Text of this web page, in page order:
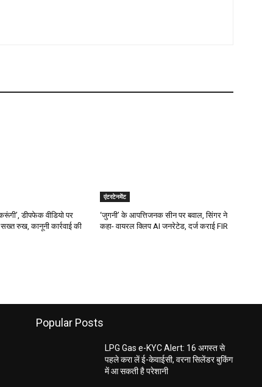
करूंगी’, डीपफेक वीडियो पर
रुख, कानूनी कार्रवाई की
एंटरटेनमेंट
‘जुगनी’ के आपत्तिजनक सीन पर बवाल, सिंगर ने
कहा- वायरल क्लिप AI जनरेटेड, दर्ज कराई FIR
Popular Posts
LPG Gas e-KYC Alert: 16 अगस्त से
पहले करा लें ई-केवाईसी, वरना सिलेंडर बुकिंग
में आ सकती है परेशानी